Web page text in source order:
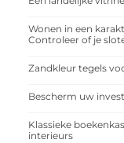
Wonen in een
Controleer of je
Zandkleur tegels
Bescherm uw
Klassieke
interieurs